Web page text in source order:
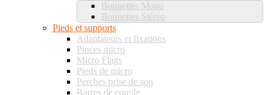
Bonnettes Mono
Bonnettes Stéréo
Pieds et supports
Adaptateurs et fixations
Pinces micro
Micro Flags
Pieds de micro
Perches prise de son
Barres de couple